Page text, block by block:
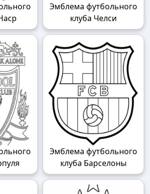
Эмблема футбольного
клуба Челси
Эмблема футбольного
клуба Барселоны